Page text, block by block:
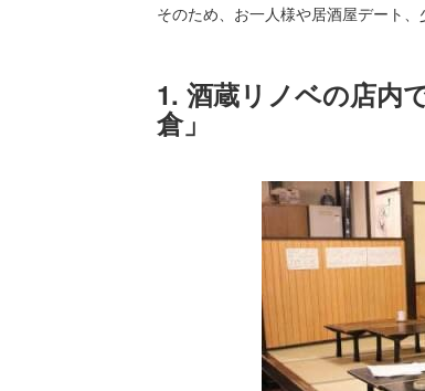
そのため、お一人様や居酒屋デート
1. 酒蔵リノベの店内
倉」